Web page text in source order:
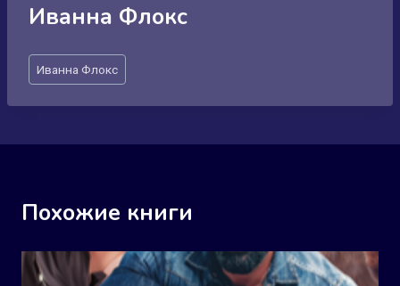
Иванна Флокс
Метки
записи:
Иванна Флокс
Похожие книги